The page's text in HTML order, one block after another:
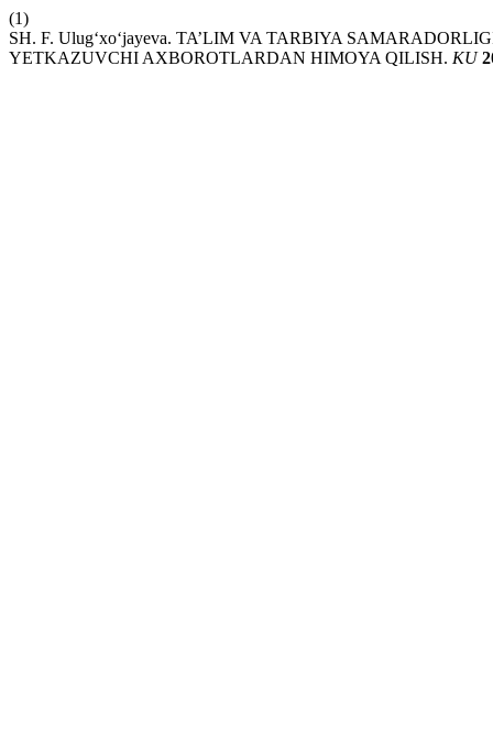
(1)
SH. F. Ulug‘xo‘jayeva. TA’LIM VA TARBIYA
YETKAZUVCHI AXBOROTLARDAN HIMOYA QILISH. KU